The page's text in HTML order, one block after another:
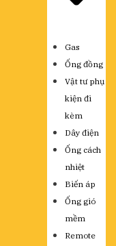
Gas
Ống đồng
Vật tư phụ
kiện đi
kèm
Dây điện
Ống cách
nhiệt
Biến áp
Ống gió
mềm
Remote